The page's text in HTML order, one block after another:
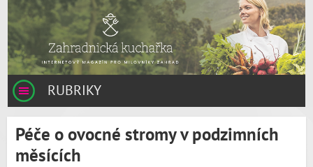
RUBRIKY
Péče o ovocné stromy v podzimních
měsících